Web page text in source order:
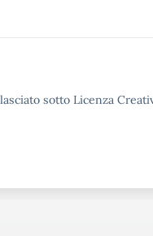
sotto Licenza